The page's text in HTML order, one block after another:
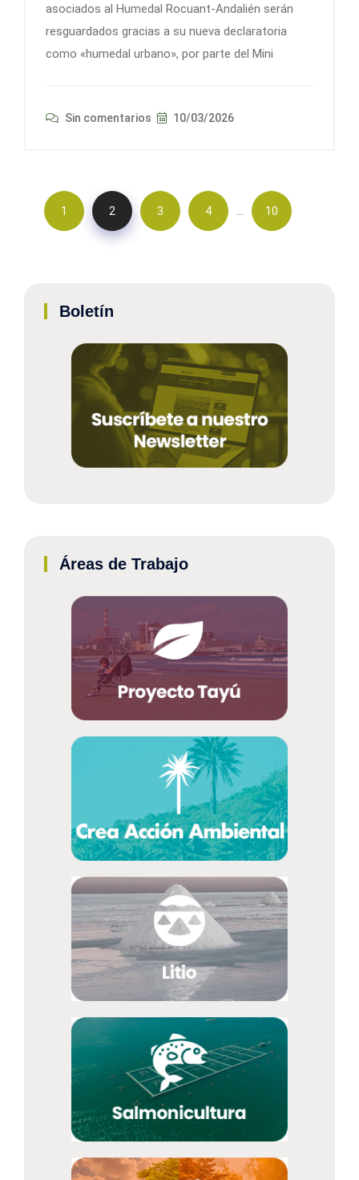
asociados al Humedal Rocuant-Andalién serán
resguardados gracias a su nueva declaratoria
como «humedal urbano», por parte del Mini
Sin comentarios 10/03/2026
1 2 3 4 10
Boletín
Áreas de Trabajo